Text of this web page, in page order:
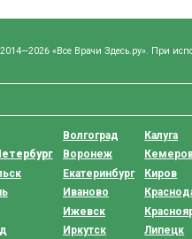
«Все Врачи Здесь.ру». При
Волгоград
Воронеж
Екатеринбург
Иваново
Ижевск
Иркутск
Калуга
Киров
Липецк